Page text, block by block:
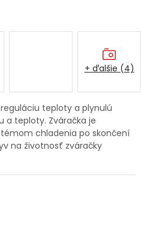
obchodu
zákaznícky účet
teploty a plynulú
a teploty. Zváračka je
chladenia po skončení
na životnosť zváračky
+ ďalšie (4)